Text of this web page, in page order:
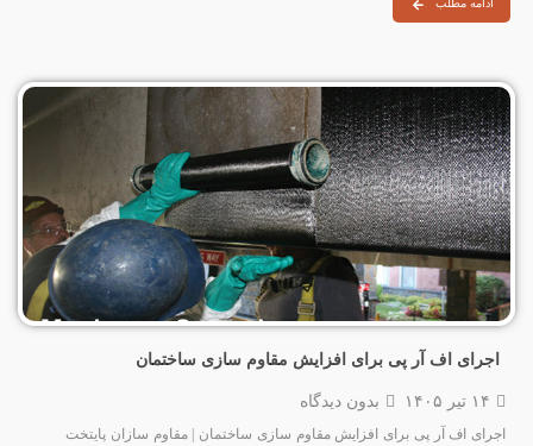
ادامه مطلب
اجرای اف آر پی برای افزایش مقاوم سازی ساختمان
۱۴ تیر ۱۴۰۵ بدون دیدگاه
اجرای اف آر پی برای افزایش مقاوم سازی ساختمان | مقاوم سازان پایتخت